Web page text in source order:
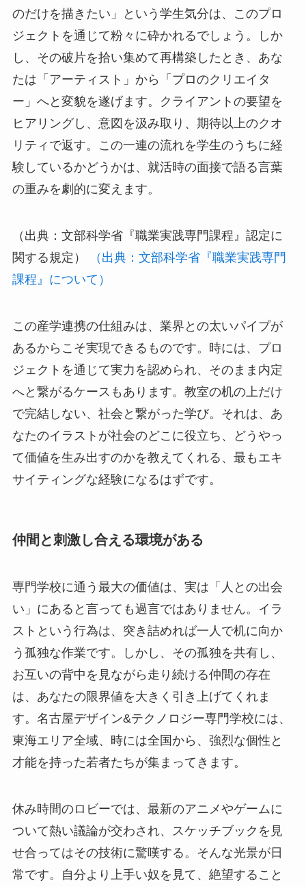
のだけを描きたい」という学生気分は、このプロ
ジェクトを通じて粉々に砕かれるでしょう。しか
し、その破片を拾い集めて再構築したとき、あな
たは「アーティスト」から「プロのクリエイタ
ー」へと変貌を遂げます。クライアントの要望を
ヒアリングし、意図を汲み取り、期待以上のクオ
リティで返す。この一連の流れを学生のうちに経
験しているかどうかは、就活時の面接で語る言葉
の重みを劇的に変えます。
（出典：文部科学省『職業実践専門課程』認定に
関する規定）
（出典：文部科学省『職業実践専門
課程』について）
この産学連携の仕組みは、業界との太いパイプが
あるからこそ実現できるものです。時には、プロ
ジェクトを通じて実力を認められ、そのまま内定
へと繋がるケースもあります。教室の机の上だけ
で完結しない、社会と繋がった学び。それは、あ
なたのイラストが社会のどこに役立ち、どうやっ
て価値を生み出すのかを教えてくれる、最もエキ
サイティングな経験になるはずです。
仲間と刺激し合える環境がある
専門学校に通う最大の価値は、実は「人との出会
い」にあると言っても過言ではありません。イラ
ストという行為は、突き詰めれば一人で机に向か
う孤独な作業です。しかし、その孤独を共有し、
お互いの背中を見ながら走り続ける仲間の存在
は、あなたの限界値を大きく引き上げてくれま
す。名古屋デザイン&テクノロジー専門学校には、
東海エリア全域、時には全国から、強烈な個性と
才能を持った若者たちが集まってきます。
休み時間のロビーでは、最新のアニメやゲームに
ついて熱い議論が交わされ、スケッチブックを見
せ合ってはその技術に驚嘆する。そんな光景が日
常です。自分より上手い奴を見て、絶望すること